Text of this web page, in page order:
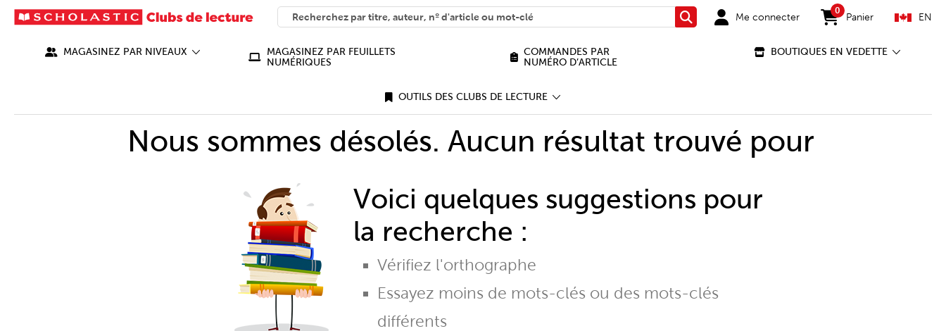
SEARCH
What can we help you find?
RechercherMe connecter
0
items in cart
Panier EN
MAGASINEZ PAR NIVEAUX
MAGASINEZ PAR FEUILLETS
NUMÉRIQUES
COMMANDES PAR
NUMÉRO D’ARTICLE
BOUTIQUES EN VEDETTE
OUTILS DES CLUBS DE LECTURE
Nous sommes désolés. Aucun résultat trouvé pour
Voici quelques suggestions pour
la recherche :
Vérifiez l'orthographe
Essayez moins de mots-clés ou des mots-clés
différents